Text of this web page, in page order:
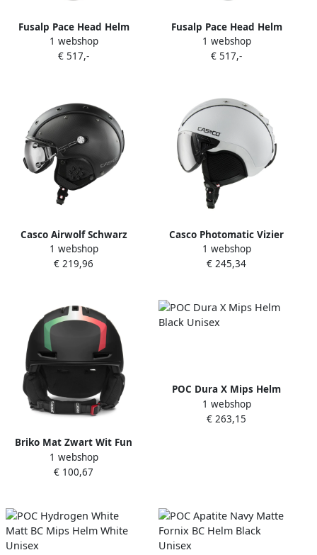
Fusalp Pace Head Helm
Black Unisex
1 webshop
€ 517,-
Fusalp Pace Head Helm
Beige Unisex
1 webshop
€ 517,-
Casco Airwolf Schwarz
Structur Helm Black Unisex
1 webshop
€ 219,96
Casco Photomatic Vizier
voor SP 2 Helm White
Unisex
1 webshop
€ 245,34
Briko Mat Zwart Wit Fun
Groen Monza Rood Helm
Black Unisex
1 webshop
€ 100,67
POC Dura X Mips Helm
Black Unisex
1 webshop
€ 263,15